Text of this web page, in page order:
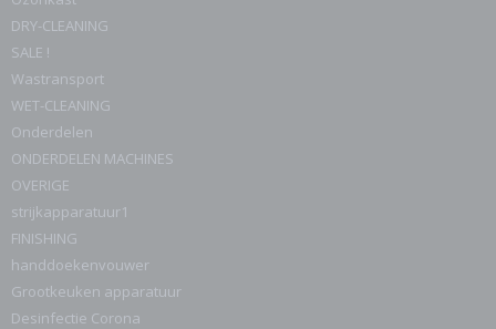
DRY-CLEANING
SALE !
Wastransport
WET-CLEANING
Onderdelen
ONDERDELEN MACHINES
OVERIGE
strijkapparatuur1
FINISHING
handdoekenvouwer
Grootkeuken apparatuur
Desinfectie Corona